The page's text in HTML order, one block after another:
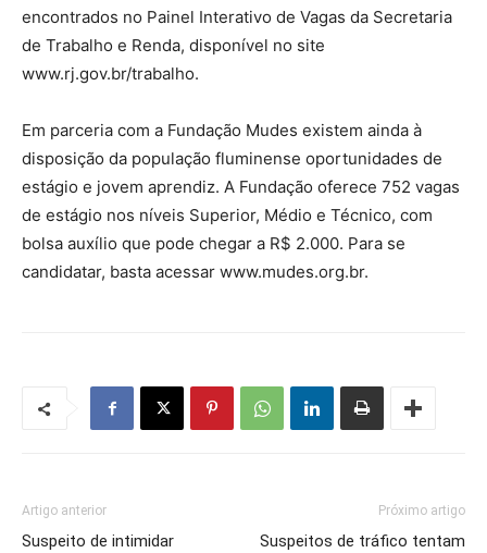
encontrados no Painel Interativo de Vagas da Secretaria
de Trabalho e Renda, disponível no site
www.rj.gov.br/trabalho.
Em parceria com a Fundação Mudes existem ainda à
disposição da população fluminense oportunidades de
estágio e jovem aprendiz. A Fundação oferece 752 vagas
de estágio nos níveis Superior, Médio e Técnico, com
bolsa auxílio que pode chegar a R$ 2.000. Para se
candidatar, basta acessar www.mudes.org.br.
Artigo anterior
Suspeito de intimidar
Próximo artigo
Suspeitos de tráfico tentam